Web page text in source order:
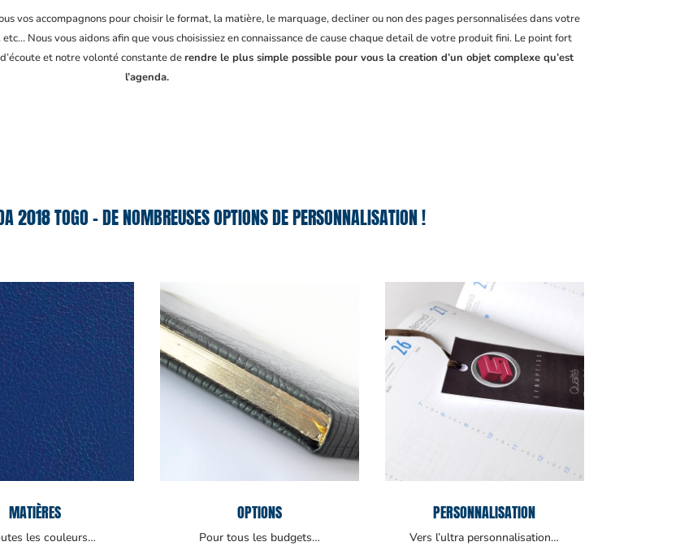
vos accompagnons pour choisir le format, la matière, le marquage, decliner ou non des pages personnalisées dans votre
Nous vous aidons afin que vous choisissiez en connaissance de cause chaque detail de votre produit fini. Le point fort
et notre volonté constante derendre le plus simple possible pour vous la creation d’un objet complexe qu’est
l’agenda.
2018 TOGO – DE NOMBREUSES OPTIONS DE PERSONNALISATION !
MATIÈRES
les couleurs…
OPTIONS
Pour tous les budgets…
PERSONNALISATION
Vers l’ultra personnalisation…